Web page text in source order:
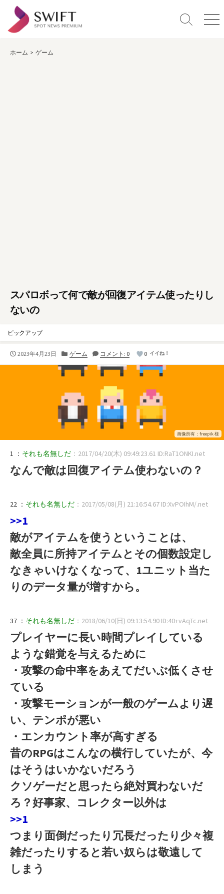
テ
検
メ
ホーム > ゲーム
スパロボって何で敵が回復アイテム使ったりし
ないの
ピックアップ
公
2023年4月23日
カ
ゴ
ー
ゲーム コメント: 0 0 イイね！
画像所有：freepik 様
1 ： それも名無しだ ：2017/04/20(木) 09:49:23.61 ID:RaT1ONKI.net
なんで敵は回復アイテム使わないの？
22 ： それも名無しだ ：2017/05/08(月) 21:16:54.67 ID:XvPOIhM/.net
>>1
敵がアイテムを使うということは、
敵全員に所持アイテムとその個数設定し
なきゃいけなくなって、1ユニット当た
りのデータ量が増すから。
37 ： それも名無しだ ：2018/06/10(日) 09:13:54.90 ID:40+vAqTc.net
プレイヤーに長い時間プレイしている
ような錯覚を与えるために
・攻撃の命中率をあえてだいぶ低くさせ
ている
・攻撃モーションが一般のゲームより遅
い、テンポが悪い
・エンカウント率が高すぎる
昔のRPGはこんなの横行していたが、今
はそうはいかないだろう
クソゲーだと思ったら絶対買わないだ
ろ？好事家、コレクター以外は
>>1
つまり面倒だったり冗長だったり少々複
雑だったりすると若い奴らは敬遠して
しまう